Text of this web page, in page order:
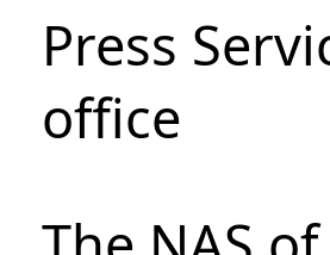
Press
office